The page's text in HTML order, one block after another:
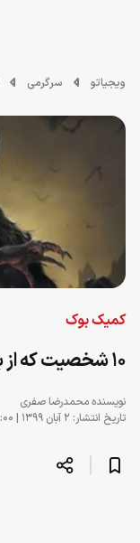
ویجیاتو سرگرمی
کمیک بوک
۱۰ شخصیت که از بتمن نمی‌ترسند
نویسندهمحمدرضا صفری
تاریخ انتشار: ۲ آبان ۱۳۹۹ | ۱۹:۰۰